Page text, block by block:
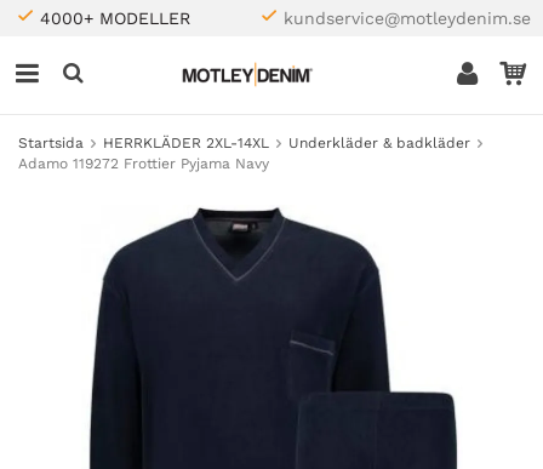
4000+ MODELLER kundservice@motleydenim.se
Startsida HERRKLÄDER 2XL-14XL
Underkläder & badkläder
Adamo 119272 Frottier Pyjama Navy